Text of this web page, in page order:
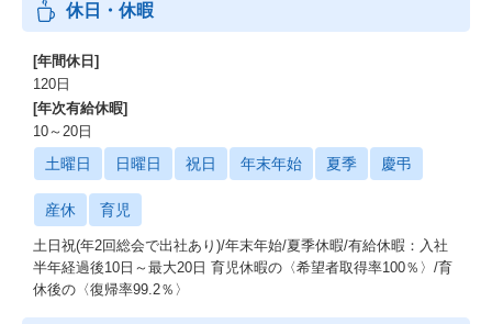
休日・休暇
[年間休日]
120日
[年次有給休暇]
10～20日
土曜日 日曜日 祝日 年末年始 夏季 慶弔
産休 育児
土日祝(年2回総会で出社あり)/年末年始/夏季休暇/有給休暇：入社
半年経過後10日～最大20日 育児休暇の〈希望者取得率100％〉/育
休後の〈復帰率99.2％〉